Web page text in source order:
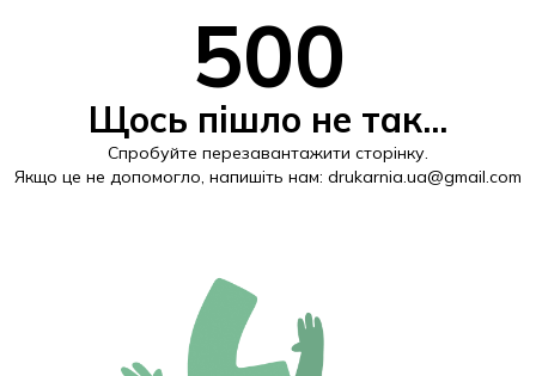
500
Щось пішло не так...
Спробуйте перезавантажити сторінку.
Якщо це не допомогло, напишіть нам: drukarnia.ua@gmail.com